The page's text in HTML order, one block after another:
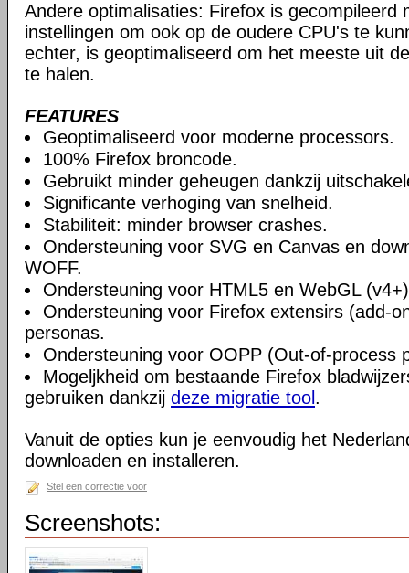
Andere optimalisaties: Firefox is gecompileerd
instellingen om ook op de oudere CPU's te
echter, is geoptimaliseerd om het meeste uit
te halen.
FEATURES
Geoptimaliseerd voor moderne processors.
100% Firefox broncode.
Gebruikt minder geheugen dankzij
Significante verhoging van snelheid.
Stabiliteit: minder browser crashes.
Ondersteuning voor SVG en Canvas en
WOFF.
Ondersteuning voor HTML5 en WebGL
Ondersteuning voor Firefox extensirs (add-
personas.
Ondersteuning voor OOPP (Out-of-process
Mogeljkheid om bestaande Firefox
gebruiken dankzij deze migratie tool .
Vanuit de opties kun je eenvoudig het
downloaden en installeren.
Stel een correctie voor
Screenshots: